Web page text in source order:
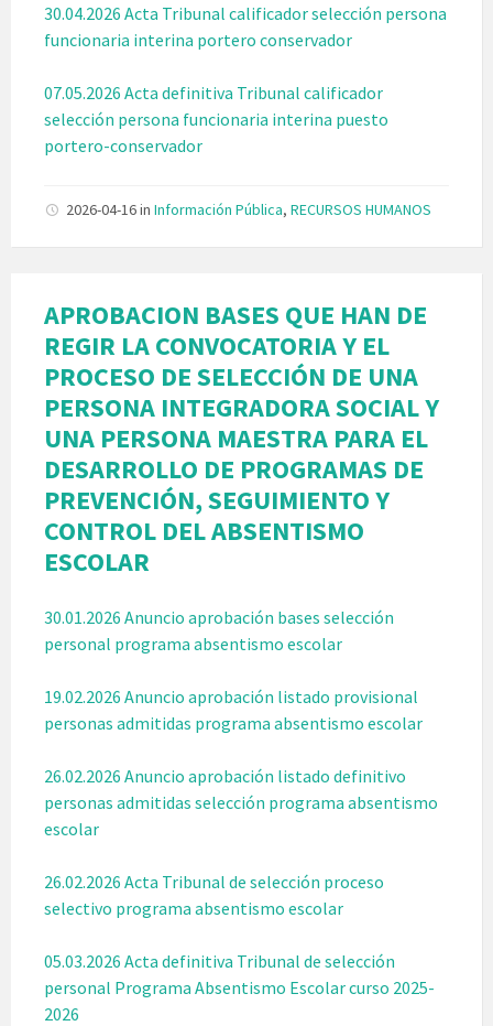
30.04.2026 Acta Tribunal calificador selección persona
funcionaria interina portero conservador
07.05.2026 Acta definitiva Tribunal calificador
selección persona funcionaria interina puesto
portero-conservador
2026-04-16in Información Pública, RECURSOS HUMANOS
APROBACION BASES QUE HAN DE
REGIR LA CONVOCATORIA Y EL
PROCESO DE SELECCIÓN DE UNA
PERSONA INTEGRADORA SOCIAL Y
UNA PERSONA MAESTRA PARA EL
DESARROLLO DE PROGRAMAS DE
PREVENCIÓN, SEGUIMIENTO Y
CONTROL DEL ABSENTISMO
ESCOLAR
30.01.2026 Anuncio aprobación bases selección
personal programa absentismo escolar
19.02.2026 Anuncio aprobación listado provisional
personas admitidas programa absentismo escolar
26.02.2026 Anuncio aprobación listado definitivo
personas admitidas selección programa absentismo
escolar
26.02.2026 Acta Tribunal de selección proceso
selectivo programa absentismo escolar
05.03.2026 Acta definitiva Tribunal de selección
personal Programa Absentismo Escolar curso 2025-
2026